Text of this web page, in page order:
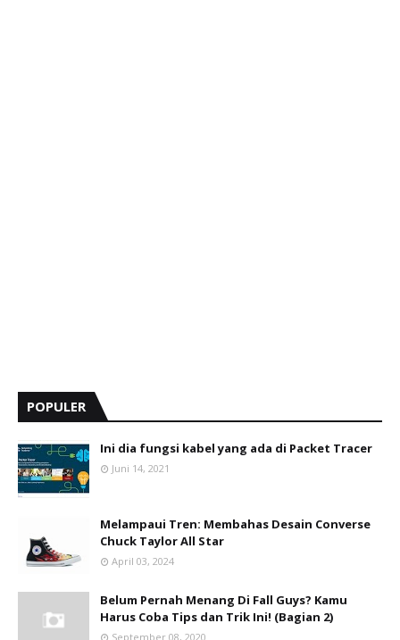
POPULER
Ini dia fungsi kabel yang ada di Packet Tracer
Juni 14, 2021
Melampaui Tren: Membahas Desain Converse
Chuck Taylor All Star
April 03, 2024
Belum Pernah Menang Di Fall Guys? Kamu
Harus Coba Tips dan Trik Ini! (Bagian 2)
September 08, 2020